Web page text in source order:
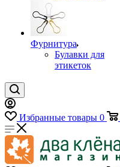
Фурнитура
Булавки для
этикеток
Избранные товары 0